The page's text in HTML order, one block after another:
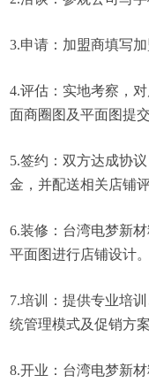
3.申请：加盟商填写加
4.评估：实地考察，
面商圈图及平面图提
5.签约：双方达成协
金，并配送相关店铺
6.装修：台湾电梦新
平面图进行店铺设计。
7.培训：提供专业培
统管理模式及促销方案
8.开业：台湾电梦新